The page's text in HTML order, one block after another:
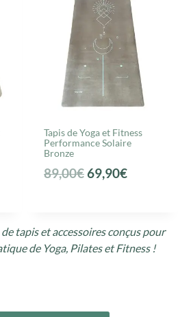
Tapis de Yoga et Fitness
Performance Solaire
Bronze
89,00€L
r
i
69,90€L
r
i
tapis et accessoires conçus pour
de Yoga, Pilates et Fitness !